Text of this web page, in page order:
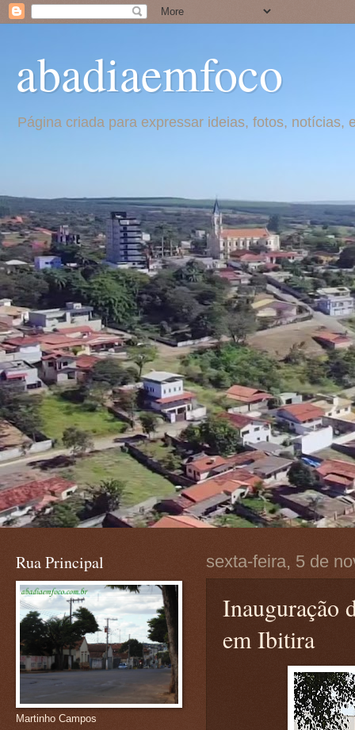
abadiaemfoco
Página criada para expressar ideias, fotos,
sexta-feira, 5 de
em Ibitira
Rua Principal
Martinho Campos